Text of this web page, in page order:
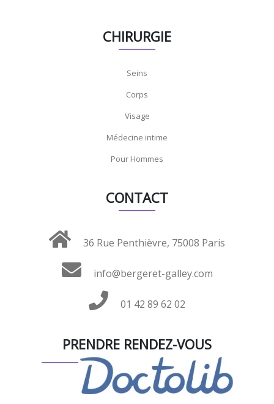
CHIRURGIE
Seins
Corps
Visage
Médecine intime
Pour Hommes
CONTACT
36 Rue Penthièvre, 75008 Paris
info@bergeret-galley.com
01 42 89 62 02
PRENDRE RENDEZ-VOUS